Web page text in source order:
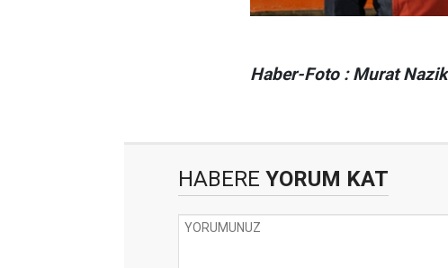
Haber-Foto : Murat Nazik
HABERE YORUM KAT